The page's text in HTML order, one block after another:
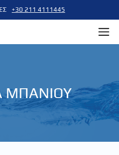
+30 211 4111445
ΜΠΑΝΙΟΥ